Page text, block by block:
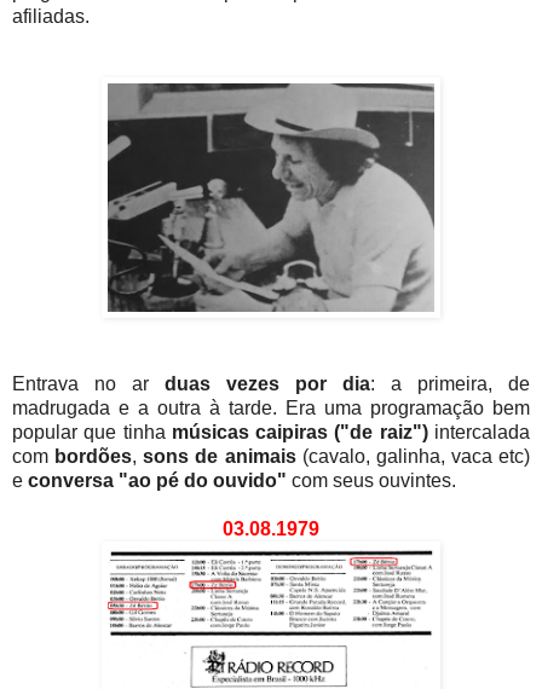
afiliadas.
Entrava no ar duas vezes por dia: a primeira, de
madrugada e a outra à tarde. Era uma programação bem
popular que tinha músicas caipiras ("de raiz")intercalada
com bordões,sons de animais(cavalo, galinha, vaca etc)
e conversa "ao pé do ouvido" com seus ouvintes.
03.08.1979